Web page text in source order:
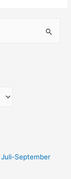
September